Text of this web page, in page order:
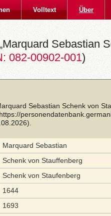
Volltext Über
Sebastian
082-00902-001)
Sebastian Schenk von
https://
Marquard Sebastian
Schenk von Stauffenberg
Schenk von Staufenberg
1644
1693